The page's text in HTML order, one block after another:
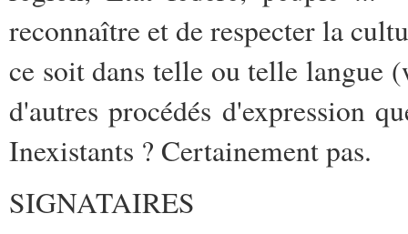
reconnaître et de respecter la
ce soit dans telle ou telle langue
d'autres procédés d'expression
Inexistants ? Certainement pas.
SIGNATAIRES